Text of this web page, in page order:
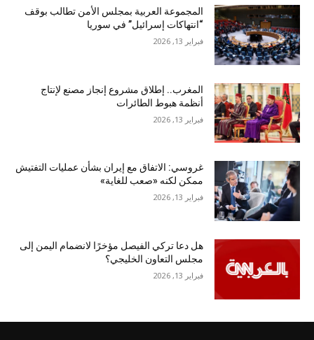
المجموعة العربية بمجلس الأمن تطالب بوقف
“انتهاكات إسرائيل” في سوريا
فبراير 13, 2026
المغرب.. إطلاق مشروع إنجاز مصنع لإنتاج
أنظمة هبوط الطائرات
فبراير 13, 2026
غروسي: الاتفاق مع إيران بشأن عمليات التفتيش
ممكن لكنه «صعب للغاية»
فبراير 13, 2026
هل دعا تركي الفيصل مؤخرًا لانضمام اليمن إلى
مجلس التعاون الخليجي؟
فبراير 13, 2026